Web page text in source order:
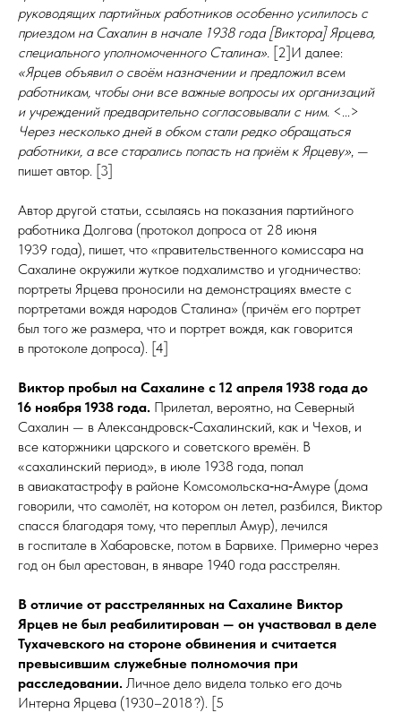
руководящих партийных работников особенно усилилось с
приездом на Сахалин в начале 1938 года [Виктора] Ярцева,
специального уполномоченного Сталина». [2]И далее:
«Ярцев объявил о своём назначении и предложил всем
работникам, чтобы они все важные вопросы их организаций
и учреждений предварительно согласовывали с ним. <...>
Через несколько дней в обком стали редко обращаться
работники, а все старались попасть на приём к Ярцеву», —
пишет автор. [3]
Автор другой статьи, ссылаясь на показания партийного
работника Долгова (протокол допроса от 28 июня
1939 года), пишет, что «правительственного комиссара на
Сахалине окружили жуткое подхалимство и угодничество:
портреты Ярцева проносили на демонстрациях вместе с
портретами вождя народов Сталина» (причём его портрет
был того же размера, что и портрет вождя, как говорится
в протоколе допроса). [4]
Виктор пробыл на Сахалине с 12 апреля 1938 года до
16 ноября 1938 года. Прилетал, вероятно, на Северный
Сахалин — в Алек­санд­ровск‑Са­ха­лин­ский, как и Чехов, и
все каторжники царского и советского времён. В
«сахалинский период», в июле 1938 года, попал
в авиакатастрофу в районе Комсомольска‑на‑Амуре (дома
говорили, что самолёт, на котором он летел, разбился, Виктор
спасся благодаря тому, что переплыл Амур), лечился
в госпитале в Хабаровске, потом в Барвихе. Примерно через
год он был арестован, в январе 1940 го­да расстрелян.
В отличие от расстрелянных на Сахалине Виктор
Ярцев не был реабилитирован — он участвовал в деле
Тухачевского на стороне обвинения и считается
превысившим служебные полномочия при
расследовании. Личное дело видела только его дочь
Интерна Ярцева (1930–2018 ?). [5